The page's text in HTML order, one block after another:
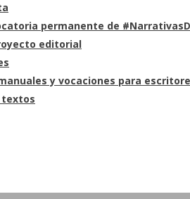
permanente de
editorial
y vocaciones para
textos